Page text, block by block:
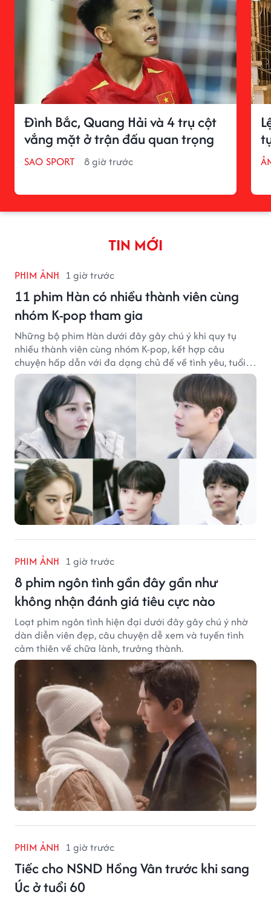
Đình Bắc, Quang Hải và 4 trụ cột
vắng mặt ở trận đấu quan trọng
SAO SPORT 8 giờ trước
TIN MỚI
PHIM ẢNH 1 giờ trước
11 phim Hàn có nhiều thành viên cùng
nhóm K-pop tham gia
Những bộ phim Hàn dưới đây gây chú ý khi quy tụ
nhiều thành viên cùng nhóm K-pop, kết hợp câu
chuyện hấp dẫn với đa dạng chủ đề về tình yêu, tuổi
trẻ và ước mơ.
PHIM ẢNH 1 giờ trước
8 phim ngôn tình gần đây gần như
không nhận đánh giá tiêu cực nào
Loạt phim ngôn tình hiện đại dưới đây gây chú ý nhờ
dàn diễn viên đẹp, câu chuyện dễ xem và tuyến tình
cảm thiên về chữa lành, trưởng thành.
PHIM ẢNH 1 giờ trước
Tiếc cho NSND Hồng Vân trước khi sang
Úc ở tuổi 60